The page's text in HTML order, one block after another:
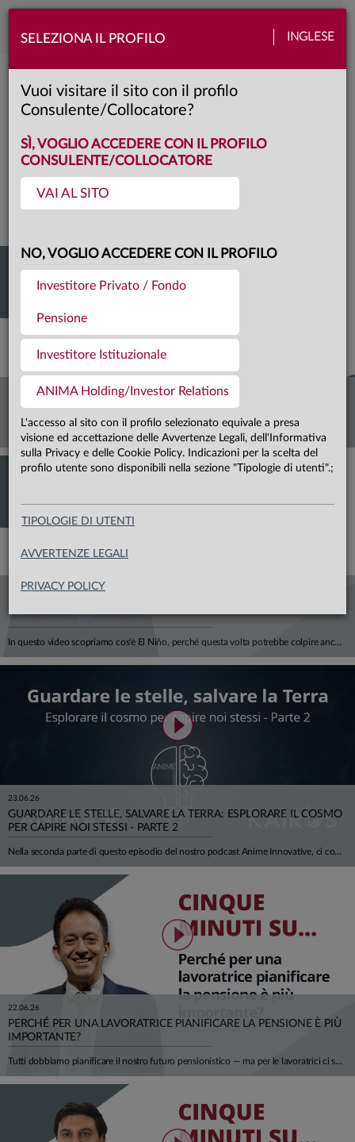
SELEZIONA IL PROFILO INGLESE
Vuoi visitare il sito con il profilo
Consulente/Collocatore?
SÌ, VOGLIO ACCEDERE CON IL PROFILO
CONSULENTE/COLLOCATORE
VAI AL SITO
NO, VOGLIO ACCEDERE CON IL PROFILO
Investitore Privato / Fondo
Pensione
Investitore Istituzionale
ANIMA Holding/Investor Relations
L'accesso al sito con il profilo selezionato equivale a presa
visione ed accettazione delle Avvertenze Legali, dell'Informativa
sulla Privacy e delle Cookie Policy. Indicazioni per la scelta del
profilo utente sono disponibili nella sezione "Tipologie di utenti".;
TIPOLOGIE DI UTENTI
AVVERTENZE LEGALI
PRIVACY POLICY
Toggle
Video center
VIDEO CENTER
28.07.26
L'ESG È MORTO, LUNGA VITA ALL'ESG
25.06.26
In questo video scopriamo cos'è El Niño, perché questa volta potrebbe colpire anche il nostro continente e — soprattutto — quanto ci costa davvero il cambiamento climatico. Negli ultimi 50 anni gli eventi climatici estremi sono quintuplicati. L'Europa ha già perso oltre 500 miliardi di euro in un decennio, e la BCE stima che entro il 2050 i danni potrebbero erodere il 6% del PIL europeo. Per l'Italia, si parla di 150-200 miliardi di euro bruciati. El Niño durerà qualche mese. Il clima che stiamo costruendo, invece, durerà generazioni. Ci spiega tutto Mario Noera, Senior Climate Advisor di Anima.
23.06.26
GUARDARE LE STELLE, SALVARE LA TERRA: ESPLORARE IL COSMO
PER CAPIRE NOI STESSI - PARTE 2
Nella seconda parte di questo episodio del nostro podcast Anime Innovative, ci concentriamo sulla cosiddetta Space Economy, e su tutte le opportunità (e difficoltà) che possono nascere. Insieme all'astrofisico Luca Perri viaggiamo tra scienza, economia, meraviglia e concretezza.
22.06.26
PERCHÉ PER UNA LAVORATRICE PIANIFICARE LA PENSIONE È PIÙ
IMPORTANTE?
Tutti dobbiamo pianificare il nostro futuro pensionistico — ma per le lavoratrici ci sono cinque motivi in più per farlo con urgenza. In questo episodio Andrea Carbone di Smileconomy li analizza uno per uno, con dati concreti e una prospettiva che riguarda milioni di donne in Italia. Le retribuzioni femminili sono in media il 22% più basse di quelle maschili, anche a causa di maternità, part-time e carriere discontinue. Nel sistema contributivo, guadagnare meno significa versare meno contributi: le neo-pensionate del 2024 hanno ricevuto assegni inferiori del 29% rispetto ai neo-pensionati. A questo si aggiunge un'attesa di vita di quasi 3 anni superiore a quella maschile a 65 anni: più tempo da coprire, con meno risorse disponibili. Ma non finisce qui. Vivere più a lungo espone a una maggiore probabilità di non autosufficienza — dopo i 75 anni una donna su due ha limitazioni nelle attività quotidiane — e, dato che le spose sono mediamente più giovani degli sposi di circa 3 anni, c'è una concreta probabilità di affrontare in media 6 anni di longevità da sola, senza il supporto del partner. Cinque ragioni per cui pianificare una rendita integrativa — attraverso i fondi pensione — e riflettere per tempo sui propri bisogni sanitari e assistenziali non è un'opzione, ma una priorità.